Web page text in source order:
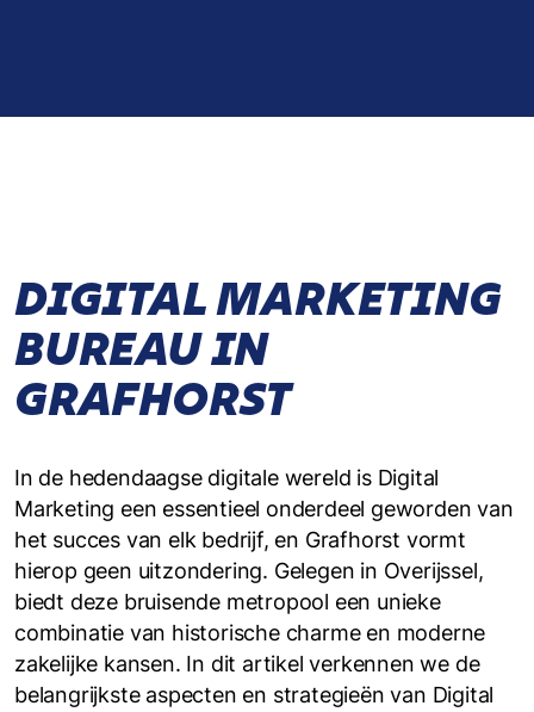
DIGITAL MARKETING
BUREAU IN
GRAFHORST
In de hedendaagse digitale wereld is Digital
Marketing een essentieel onderdeel geworden van
het succes van elk bedrijf, en Grafhorst vormt
hierop geen uitzondering. Gelegen in Overijssel,
biedt deze bruisende metropool een unieke
combinatie van historische charme en moderne
zakelijke kansen. In dit artikel verkennen we de
belangrijkste aspecten en strategieën van Digital